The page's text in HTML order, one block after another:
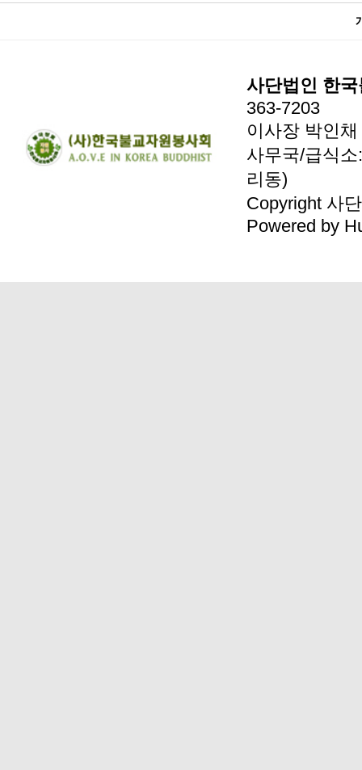
사단법인 한
363-7203
이사장 박인
사무국/급식
리동)
Copyright 사
Powered by